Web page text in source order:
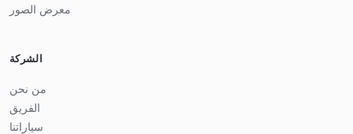
معرض الصور
الشركة
من نحن
الفريق
سياراتنا